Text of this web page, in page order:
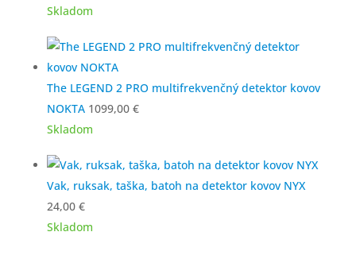
Skladom
The LEGEND 2 PRO multifrekvenčný detektor kovov
NOKTA 1099,00 €
Skladom
Vak, ruksak, taška, batoh na detektor kovov NYX
24,00 €
Skladom